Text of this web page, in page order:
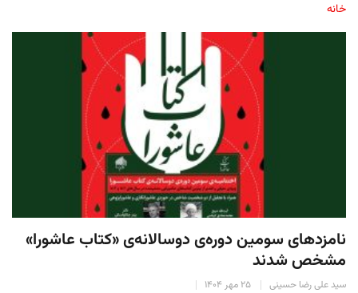
خانه
نامزدهای سومین دوره‌ی دوسالانه‌ی «کتاب عاشورا»
مشخص شدند
سید علی رضا حسینی ۲۵ مهر ۱۴۰۴